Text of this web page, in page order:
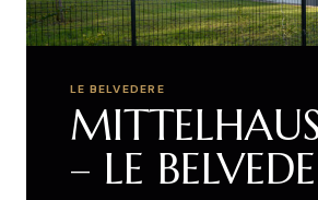
LE BELVEDERE
– LE